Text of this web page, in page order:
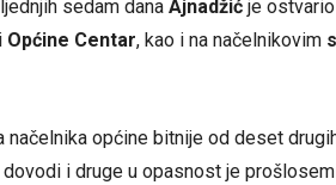
sedam dana Ajnadžić je ostvario
Općine Centar, kao i na načelnikovim
načelnika općine bitnije od deset
i druge u opasnost je